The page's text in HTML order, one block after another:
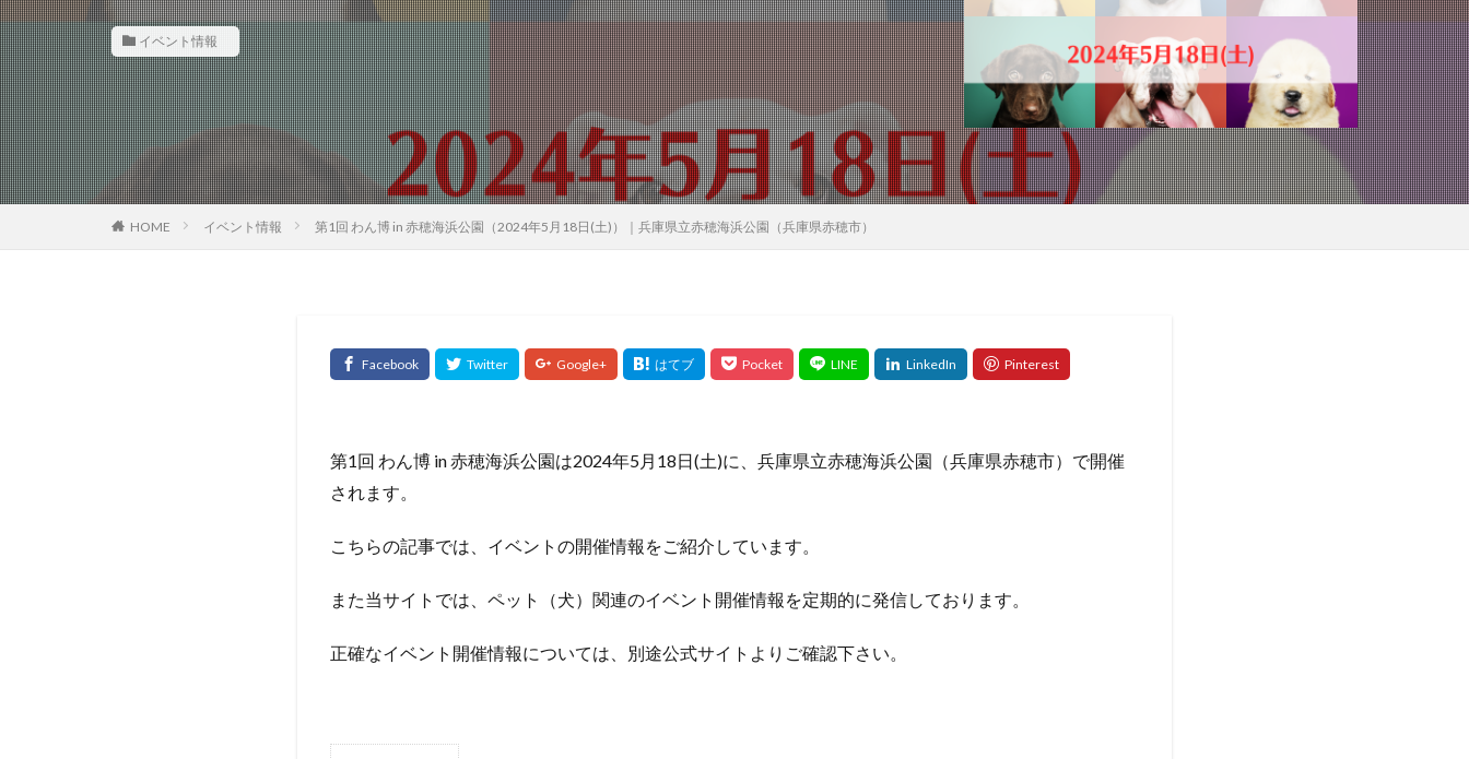
イベント情報
HOME イベント情報 第1回 わん博 in 赤穂海浜公園（2024年5月18日(土)）｜兵庫県立赤穂海浜公園（兵庫県赤穂市）
第1回 わん博 in 赤穂海浜公園は2024年5月18日(土)に、兵庫県立赤穂海浜公園（兵庫県赤穂市）で開催
されます。
こちらの記事では、イベントの開催情報をご紹介しています。
また当サイトでは、ペット（犬）関連のイベント開催情報を定期的に発信しております。
正確なイベント開催情報については、別途公式サイトよりご確認下さい。